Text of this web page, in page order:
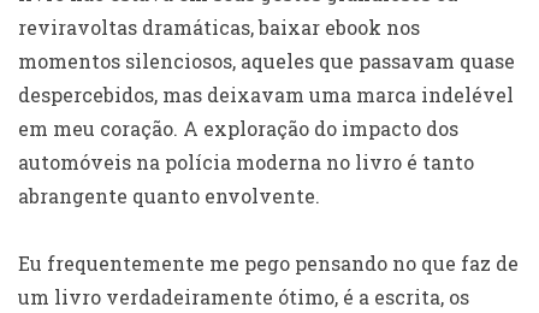
reviravoltas dramáticas, baixar ebook nos
momentos silenciosos, aqueles que passavam quase
despercebidos, mas deixavam uma marca indelével
em meu coração. A exploração do impacto dos
automóveis na polícia moderna no livro é tanto
abrangente quanto envolvente.
Eu frequentemente me pego pensando no que faz de
um livro verdadeiramente ótimo, é a escrita, os